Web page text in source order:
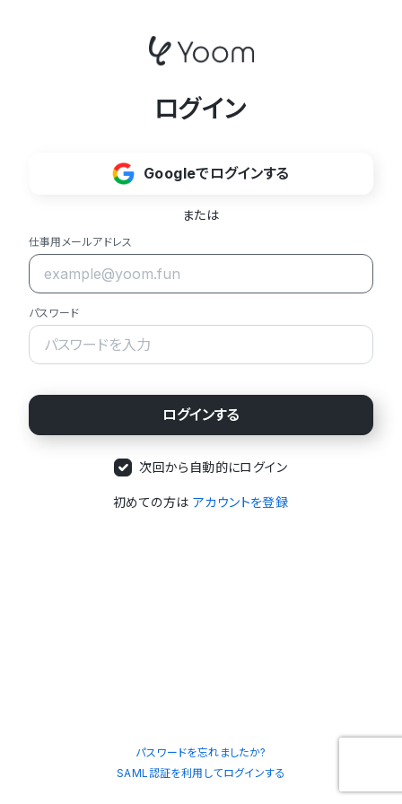
ログイン
Googleでログインする
または
仕事用メールアドレス
パスワード
次回から自動的にログイン
初めての方は アカウントを登録
パスワードを忘れましたか?
SAML認証を利用してログインする